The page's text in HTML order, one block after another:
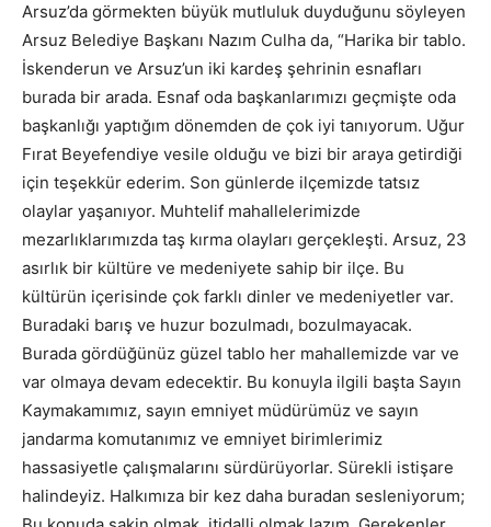
Arsuz’da görmekten büyük mutluluk duyduğunu söyleyen
Arsuz Belediye Başkanı Nazım Culha da, “Harika bir tablo.
İskenderun ve Arsuz’un iki kardeş şehrinin esnafları
burada bir arada. Esnaf oda başkanlarımızı geçmişte oda
başkanlığı yaptığım dönemden de çok iyi tanıyorum. Uğur
Fırat Beyefendiye vesile olduğu ve bizi bir araya getirdiği
için teşekkür ederim. Son günlerde ilçemizde tatsız
olaylar yaşanıyor. Muhtelif mahallelerimizde
mezarlıklarımızda taş kırma olayları gerçekleşti. Arsuz, 23
asırlık bir kültüre ve medeniyete sahip bir ilçe. Bu
kültürün içerisinde çok farklı dinler ve medeniyetler var.
Buradaki barış ve huzur bozulmadı, bozulmayacak.
Burada gördüğünüz güzel tablo her mahallemizde var ve
var olmaya devam edecektir. Bu konuyla ilgili başta Sayın
Kaymakamımız, sayın emniyet müdürümüz ve sayın
jandarma komutanımız ve emniyet birimlerimiz
hassasiyetle çalışmalarını sürdürüyorlar. Sürekli istişare
halindeyiz. Halkımıza bir kez daha buradan sesleniyorum;